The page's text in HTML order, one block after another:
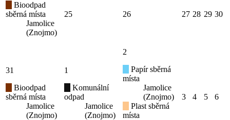
Bioodpad
sběrná místa
Jamolice
(Znojmo)
25 26 27 28 29 30
31
Bioodpad
sběrná místa
Jamolice
(Znojmo)
1
Komunální
odpad
Jamolice
(Znojmo)
2
Papír sběrná
místa
Jamolice
(Znojmo)
Plast sběrná
místa
3 4 5 6